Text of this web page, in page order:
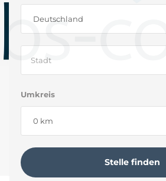
Umkreis